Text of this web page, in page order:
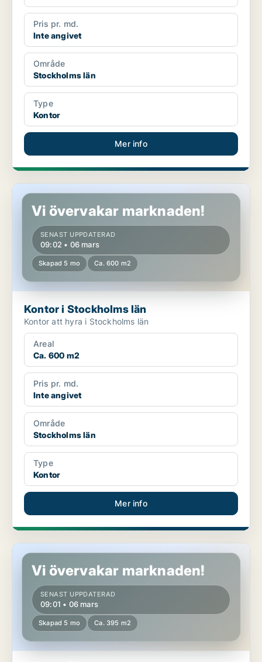
Pris pr. md.
Inte angivet
Område
Stockholms län
Type
Kontor
Mer info
Kontor i Stockholms län
Vi övervakar marknaden!
SENAST UPPDATERAD
09:02 • 06 mars
Skapad 5 mo Ca. 600 m2
Kontor i Stockholms län
Kontor att hyra i Stockholms län
Areal
Ca. 600 m2
Pris pr. md.
Inte angivet
Område
Stockholms län
Type
Kontor
Mer info
Kontor i Örebro län
Vi övervakar marknaden!
SENAST UPPDATERAD
09:01 • 06 mars
Skapad 5 mo Ca. 395 m2